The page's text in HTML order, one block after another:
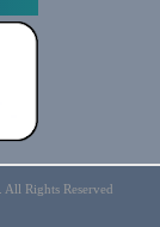
. All Rights Reserved